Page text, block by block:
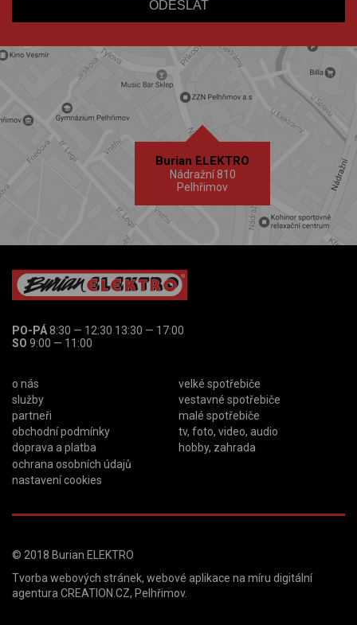
Burian ELEKTRO
Nádražní 810
Pelhřimov
PO-PÁ8:30 — 12:30 13:30 — 17:00
SO 9:00 — 11:00
o nás
služby
partneři
obchodní podmínky
doprava a platba
ochrana osobních údajů
nastavení cookies
velké spotřebiče
vestavné spotřebiče
malé spotřebiče
tv, foto, video, audio
hobby, zahrada
© 2018 Burian ELEKTRO
Tvorba webových stránek, webové aplikace na míru digitální
agentura CREATION.CZ, Pelhřimov.